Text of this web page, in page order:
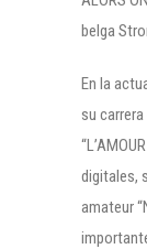
belga
En la
su
digitales,
amateur